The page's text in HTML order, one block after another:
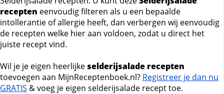
recepten eenvoudig filteren als u een bepaalde
intollerantie of allergie heeft, dan verbergen wij eenvoudig
de recepten welke hier aan voldoen, zodat u direct het
juiste recept vind.
Wil je je eigen heerlijke selderijsalade recepten
toevoegen aan MijnReceptenboek.nl? Registreer je dan nu
GRATIS & voeg je eigen selderijsalade recept toe.